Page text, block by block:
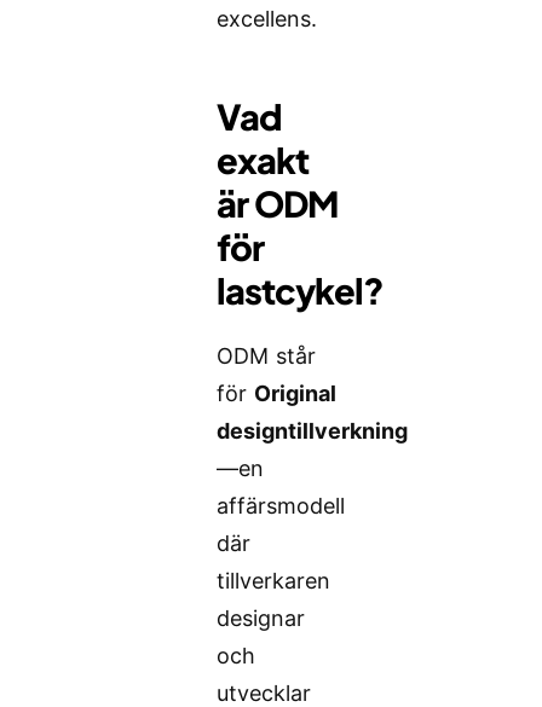
excellens.
Vad
exakt
är ODM
för
lastcykel?
ODM står
för Original
designtillverkning
—en
affärsmodell
där
tillverkaren
designar
och
utvecklar